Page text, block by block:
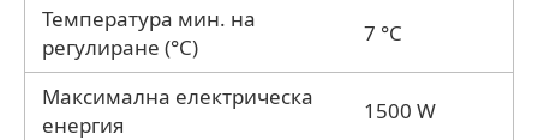
Температура мин. на
регулиране (°C)
7 °C
Максимална електрическа
енергия
1500 W